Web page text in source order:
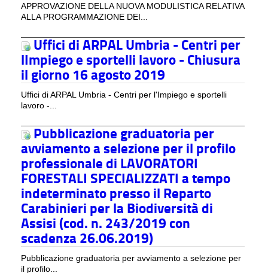
APPROVAZIONE DELLA NUOVA MODULISTICA RELATIVA
ALLA PROGRAMMAZIONE DEI...
Uffici di ARPAL Umbria - Centri per
lImpiego e sportelli lavoro - Chiusura
il giorno 16 agosto 2019
Uffici di ARPAL Umbria - Centri per l'Impiego e sportelli
lavoro -...
Pubblicazione graduatoria per
avviamento a selezione per il profilo
professionale di LAVORATORI
FORESTALI SPECIALIZZATI a tempo
indeterminato presso il Reparto
Carabinieri per la Biodiversità di
Assisi (cod. n. 243/2019 con
scadenza 26.06.2019)
Pubblicazione graduatoria per avviamento a selezione per
il profilo...